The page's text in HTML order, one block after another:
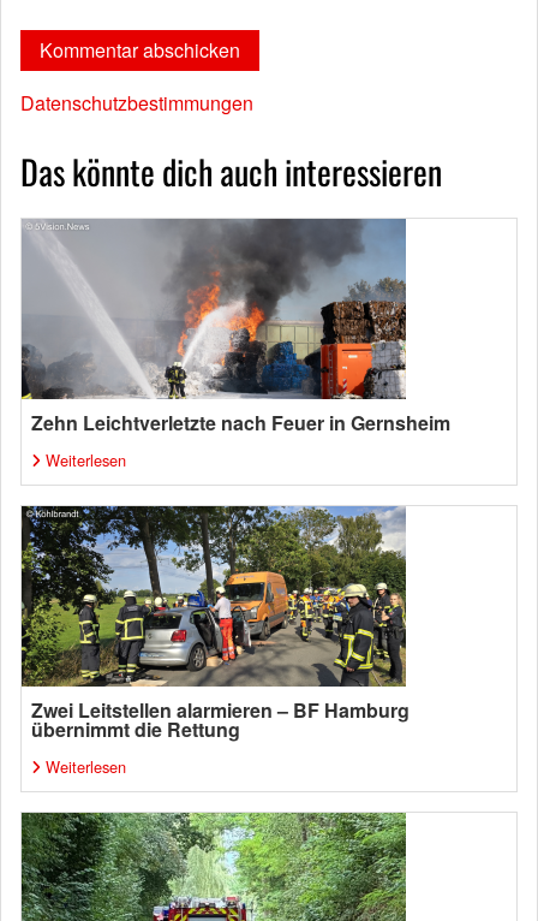
Datenschutzbestimmungen
Das könnte dich auch interessieren
Zehn Leichtverletzte nach Feuer in Gernsheim
Weiterlesen
Zwei Leitstellen alarmieren – BF Hamburg
übernimmt die Rettung
Weiterlesen